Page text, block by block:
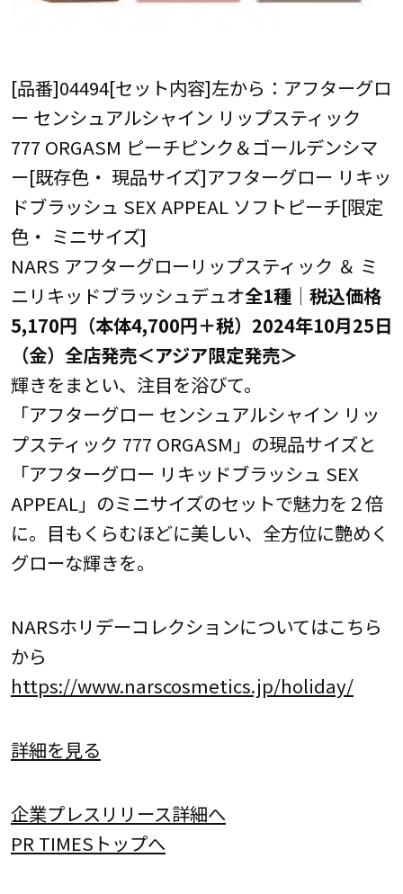
[品番]04494[セット内容]左から：アフターグロ
ー センシュアルシャイン リップスティック
777 ORGASM ピーチピンク＆ゴールデンシマ
ー[既存色・ 現品サイズ]アフターグロー リキッ
ドブラッシュ SEX APPEAL ソフトピーチ[限定
色・ ミニサイズ]
NARS アフターグローリップスティック ＆ ミ
ニリキッドブラッシュデュオ全1種│税込価格
5,170円（本体4,700円＋税）2024年10月25日
（金）全店発売＜アジア限定発売＞
輝きをまとい、注目を浴びて。
「アフターグロー センシュアルシャイン リッ
プスティック 777 ORGASM」の現品サイズと
「アフターグロー リキッドブラッシュ SEX
APPEAL」のミニサイズのセットで魅力を２倍
に。目もくらむほどに美しい、全方位に艶めく
グローな輝きを。
NARSホリデーコレクションについてはこちら
から
https://www.narscosmetics.jp/holiday/
詳細を見る
企業プレスリリース詳細へ
PR TIMESトップへ